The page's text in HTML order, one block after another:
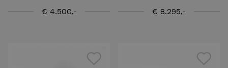
€ 4.500,- € 8.295,-